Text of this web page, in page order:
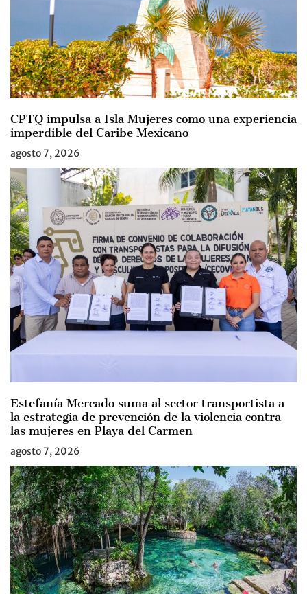
CPTQ impulsa a Isla Mujeres como una experiencia
imperdible del Caribe Mexicano
agosto 7, 2026
Estefanía Mercado suma al sector transportista a
la estrategia de prevención de la violencia contra
las mujeres en Playa del Carmen
agosto 7, 2026